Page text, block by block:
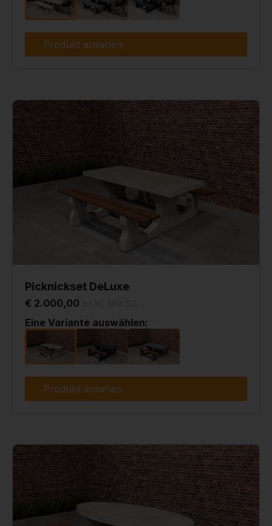
Produkt ansehen
Picknickset DeLuxe
€ 2.000,00
Eine Variante auswählen:
Produkt ansehen